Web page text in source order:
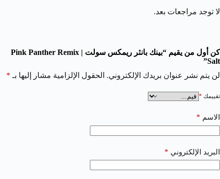
لا توجد مراجعات بعد.
كن أول من يقيم “بينك بانثر ريمكس سولت | Pink Panther Remix
Salt”
لن يتم نشر عنوان بريدك الإلكتروني. الحقول الإلزامية مشار إليها بـ *
تقييمك *
الاسم *
البريد الإلكتروني *